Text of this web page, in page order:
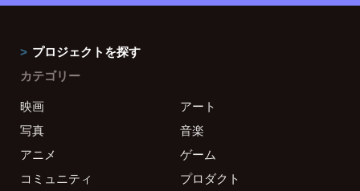
プロジェクトを探す
カテゴリー
映画
アート
写真
音楽
アニメ
ゲーム
コミュニティ
プロダクト